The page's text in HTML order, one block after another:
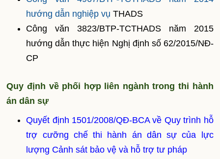
hướng dẫn nghiệp vụTHADS
Công văn 3823/BTP-TCTHADS năm 2015
hướng dẫn thực hiện Nghị định số 62/2015/NĐ-
CP
Quy định về phối hợp liên ngành trong thi hành
án dân sự
Quyết định 1501/2008/QĐ-BCA về Quy trình hỗ
trợ cưỡng chế thi hành án dân sự của lực
lượng Cảnh sát bảo vệ và hỗ trợ tư pháp